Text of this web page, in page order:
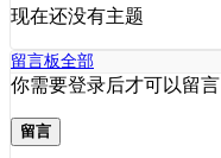
现在还没有主题
留言板全部
你需要登录后才可以留言
留言